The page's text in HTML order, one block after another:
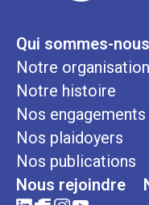
Qui sommes-
Notre organisation
Notre histoire
Nos engagements
Nos plaidoyers
Nos publications
Nous rejoindre